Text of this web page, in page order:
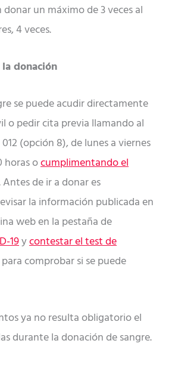
un máximo de 3 veces al
4 veces.
donación
se puede acudir directamente
o pedir cita previa llamando al
(opción 8), de lunes a viernes
horas ocumplimentando el
Antes de ir a donar es
la información publicada en
web en la pestaña de
19ycontestar el test de
para comprobar si se puede
ya no resulta obligatorio el
durante la donación de sangre.